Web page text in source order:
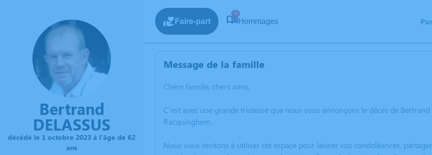
Bertrand
DELASSUS
décédé le 1 octobre 2023 à l'âge de 62
ans
Faire-part
16
Hommages
Message de la famille
Chère famille, chers amis,
C’est avec une grande tristesse que nous vous annonçons le décès de
Racquinghem.
Nous vous invitons à utiliser cet espace pour laisser vos condoléances,